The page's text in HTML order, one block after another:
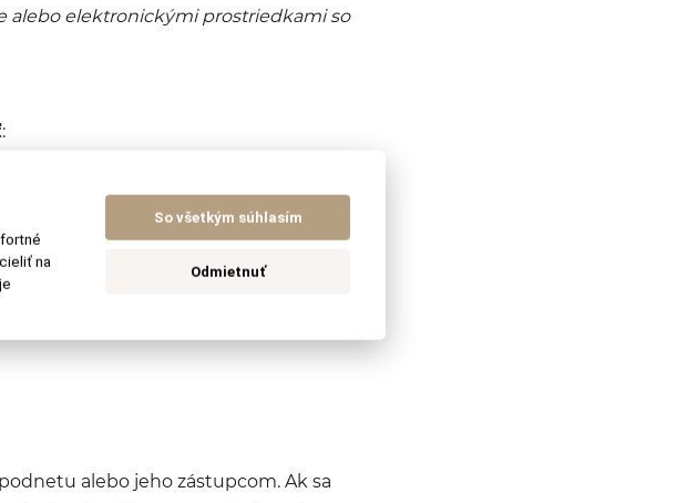
alebo elektronickými prostriedkami so
:
alebo jeho zástupcom. Ak sa
na
So všetkým súhlasím
Odmietnuť